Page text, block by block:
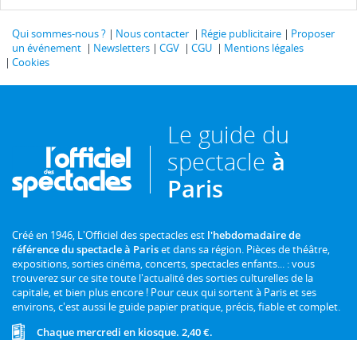
Qui sommes-nous ? Nous contacter Régie publicitaire
Proposer
un événement
Newsletters CGV CGU
Mentions légales
Cookies
Le guide du
spectacle à
Paris
Créé en 1946, L'Officiel des spectacles est l'hebdomadaire de
référence du spectacle à Pariset dans sa région. Pièces de théâtre,
expositions, sorties cinéma, concerts, spectacles enfants... : vous
trouverez sur ce site toute l'actualité des sorties culturelles de la
capitale, et bien plus encore ! Pour ceux qui sortent à Paris et ses
environs, c'est aussi le guide papier pratique, précis, fiable et complet.
Chaque mercredi en kiosque. 2,40 €.